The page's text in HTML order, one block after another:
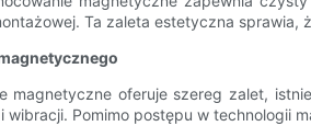
Ta zaleta estetyczna
magnetyczne oferuje szereg zalet,
wibracji. Pomimo postępu w technologii